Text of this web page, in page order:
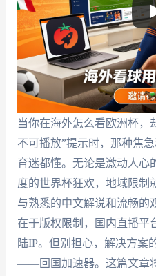
当你在海外怎么看欧洲杯，
不可播放”提示时，那种焦
育迷都懂。无论是激动人心
度的世界杯狂欢，地域限制
与熟悉的中文解说和流畅的
在于版权限制，国内直播平
陆IP。但别担心，解决方案
——回国加速器。这篇文章